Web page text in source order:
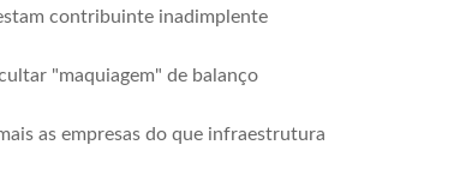
contribuinte inadimplente
"maquiagem" de balanço
as empresas do que infraestrutura